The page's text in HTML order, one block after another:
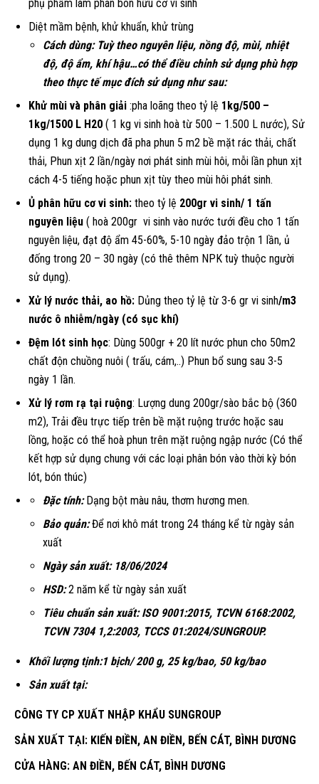
phụ phẩm làm phân bón hữu cơ vi sinh
Diệt mầm bệnh, khử khuẩn, khử trùng
Cách dùng: Tuỳ theo nguyên liệu, nồng độ, mùi, nhiệt
độ, độ ẩm, khí hậu…có thể điều chỉnh sử dụng phù hợp
theo thực tế mục đích sử dụng như sau:
Khử mùi và phân giải :pha loãng theo tỷ lệ 1kg/500 –
1kg/1500 L H20 ( 1 kg vi sinh hoà từ 500 – 1.500 L nước), Sử
dụng 1 kg dung dịch đã pha phun 5 m2 bề mặt rác thải, chất
thải, Phun xịt 2 lần/ngày nơi phát sinh mùi hôi, mỗi lần phun xịt
cách 4-5 tiếng hoặc phun xịt tùy theo mùi hôi phát sinh.
Ủ phân hữu cơ vi sinh: theo tỷ lệ 200gr vi sinh/ 1 tấn
nguyên liệu ( hoà 200gr vi sinh vào nước tưới đều cho 1 tấn
nguyên liệu, đạt độ ẩm 45-60%, 5-10 ngày đảo trộn 1 lần, ủ
đống trong 20 – 30 ngày (có thê thêm NPK tuỳ thuộc người
sử dụng).
Xử lý nước thải, ao hồ: Dủng theo tỷ lệ từ 3-6 gr vi sinh/m3
nước ô nhiễm/ngày (có sục khí)
Đệm lót sinh học: Dùng 500gr + 20 lít nước phun cho 50m2
chất độn chuồng nuôi ( trấu, cám,..) Phun bổ sung sau 3-5
ngày 1 lần.
Xử lý rơm rạ tại ruộng: Lượng dung 200gr/sào bắc bộ (360
m2), Trải đều trực tiếp trên bề mặt ruộng trước hoặc sau
lồng, hoặc có thể hoà phun trên mặt ruộng ngập nước (Có thể
kết hợp sử dụng chung với các loại phân bón vào thời kỳ bón
lót, bón thúc)
Đặc tính: Dạng bột màu nâu, thơm hương men.
Bảo quản:Để nơi khô mát trong 24 tháng kể từ ngày sản
xuất
Ngày sản xuất: 18/06/2024
HSD:2 năm kể từ ngày sản xuất
Tiêu chuẩn sản xuất:ISO 9001:2015, TCVN 6168:2002,
TCVN 7304 1,2:2003, TCCS 01:2024/SUNGROUP.
Khối lượng tịnh:1 bịch/ 200 g, 25 kg/bao, 50 kg/bao
Sản xuất tại:
CÔNG TY CP XUẤT NHẬP KHẨU SUNGROUP
SẢN XUẤT TẠI: KIẾN ĐIỀN, AN ĐIỀN, BẾN CÁT, BÌNH DƯƠNG
CỬA HÀNG: AN ĐIỀN, BẾN CÁT, BÌNH DƯƠNG